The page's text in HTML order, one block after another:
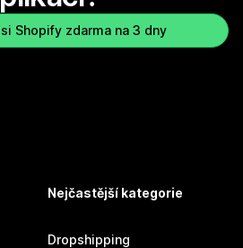
Shopify zdarma na 3 dny
Nejčastější kategorie
Dropshipping